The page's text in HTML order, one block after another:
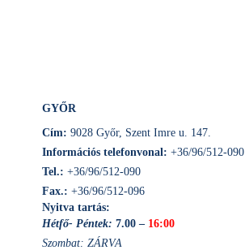
GYŐR
Cím: 9028 Győr, Szent Imre u. 147.
Információs telefonvonal: +36/96/512-090
Tel.: +36/96/512-090
Fax.: +36/96/512-096
Nyitva tartás:
Hétfő- Péntek: 7.00 – 16:00
Szombat: ZÁRVA